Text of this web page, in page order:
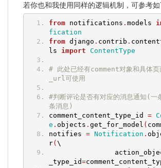
若你也和我使用同样的逻辑机制，可参考如
from notifications . models
fication
from django . contrib .
ls import ContentType
# 此处已经有comment对象和具体
_url可使用
#判断评论是否有对应的消息通知(一
条消息)
comment_content_type_id =
e . objects . get_for_model (
notifies = Notification .
r( \
_type_id=